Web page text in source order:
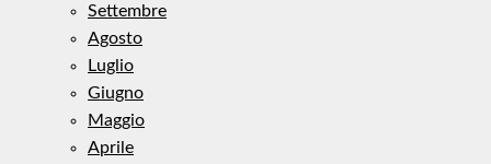
Settembre
Agosto
Luglio
Giugno
Maggio
Aprile